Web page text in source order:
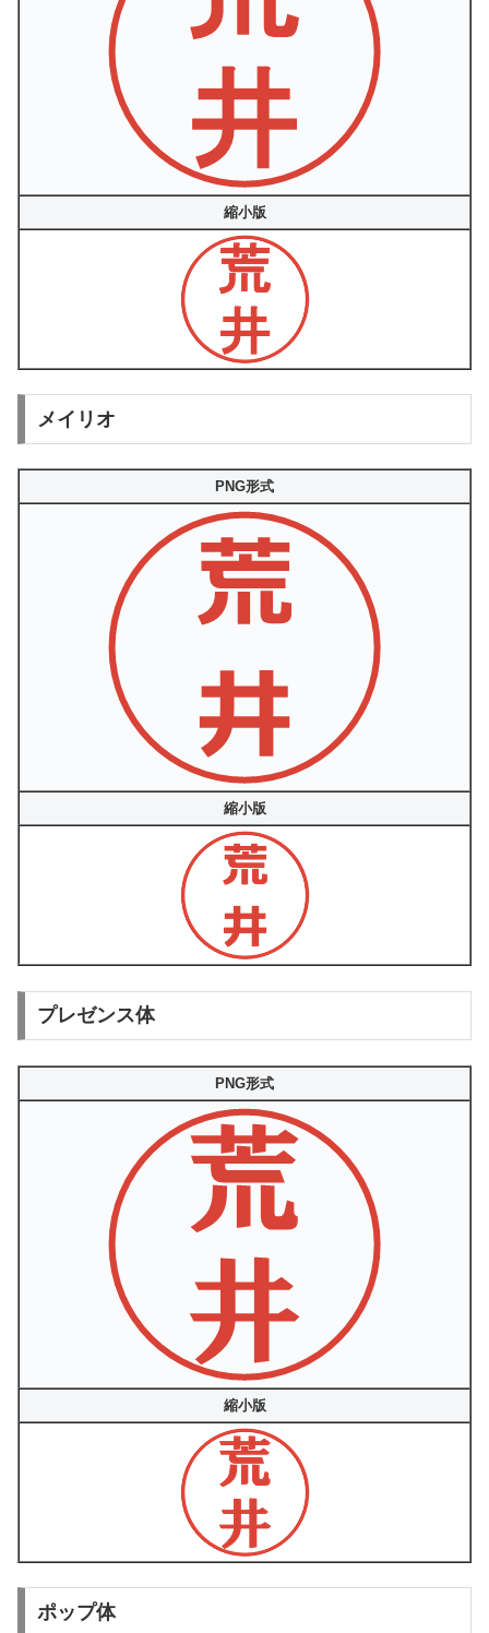
縮小版
メイリオ
PNG形式
縮小版
プレゼンス体
PNG形式
縮小版
ポップ体